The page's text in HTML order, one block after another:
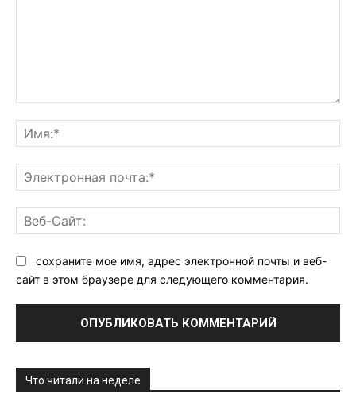
сохраните мое имя, адрес электронной почты и веб-
сайт в этом браузере для следующего комментария.
Что читали на неделе